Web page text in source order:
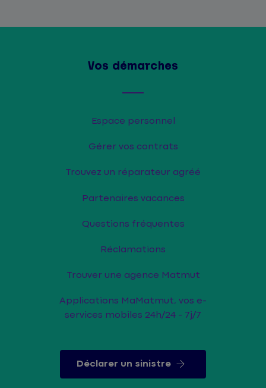
Vos démarches
Espace personnel
Gérer vos contrats
Trouvez un réparateur agréé
Partenaires vacances
Questions fréquentes
Réclamations
Trouver une agence Matmut
Applications MaMatmut, vos e-
services mobiles 24h/24 - 7j/7
Déclarer un sinistre